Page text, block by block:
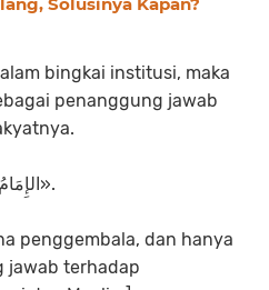
bingkai institusi, maka
penanggung jawab
«الإِمَامُ رَاعٍ وَهُوَ مَسْؤُوْلٌ عَنْ رَعِيَّتِهِ».
penggembala, dan hanya
jawab terhadap